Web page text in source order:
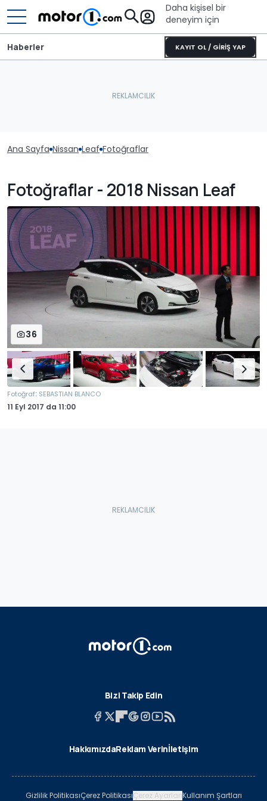
Daha kişisel bir
deneyim için
KAYIT OL / GİRİŞ YAP
Haberler
Ana Sayfa Nissan Leaf Fotoğraflar
Fotoğraflar - 2018 Nissan Leaf
36
Fotoğraf: SEBASTIAN BLANCO
11 Eyl 2017 da 11:00
Bizi Takip Edin
HakkımızdaReklam Verinİletişim
Gizlilik PolitikasıÇerez PolitikasıÇerez AyarlarıKullanım Şartları